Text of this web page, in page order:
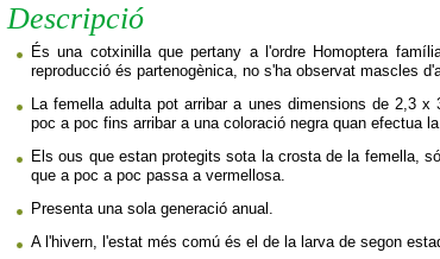
Descripció
És una cotxinilla que pertany a l'ordre Homoptera
reproducció és partenogènica, no s'ha observat mascles
La femella adulta pot arribar a unes dimensions de 2,3
poc a poc fins arribar a una coloració negra quan efectua
Els ous que estan protegits sota la crosta de la femella,
que a poc a poc passa a vermellosa.
Presenta una sola generació anual.
A l'hivern, l'estat més comú és el de la larva de segon